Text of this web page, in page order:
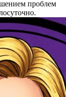
проблем